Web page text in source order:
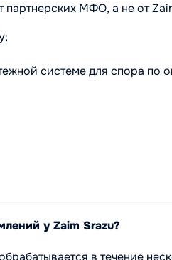
МФО, а не от
системе для спора по
у Zaim Srazu?
в течение